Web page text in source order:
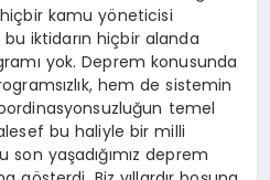
kamu yöneticisi
iktidarın hiçbir alanda
yok. Deprem konusunda
hem de sistemin
temel
bu haliyle bir milli
yaşadığımız deprem